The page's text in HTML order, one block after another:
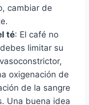
cambiar de
té: El café no
limitar su
oxigenación de
de la sangre
Una buena idea